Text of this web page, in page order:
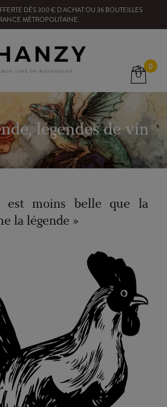
DÈS300€ D'ACHAT OU 36BOUTEILLES
MÉTROPOLITAINE.
0
légendes de vin
moins belle que la
la légende »